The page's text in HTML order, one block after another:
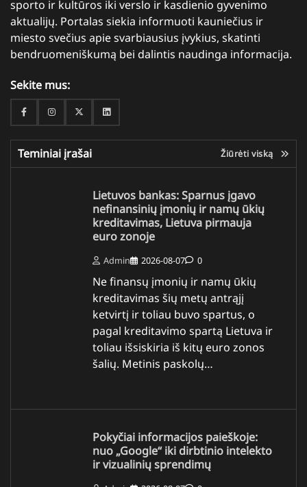
sporto ir kultūros iki verslo ir kasdienio gyvenimo
aktualijų. Portalas siekia informuoti kauniečius ir
miesto svečius apie svarbiausius įvykius, skatinti
bendruomeniškumą bei dalintis naudinga informacija.
Sekite mus:
FacebookInstagramTwitterLinkedin
Teminiai įrašai Žiūrėti viską
Lietuvos bankas: Sparnus įgavo
nefinansinių įmonių ir namų ūkių
kreditavimas, Lietuva pirmauja
euro zonoje
Admin 2026-08-07 0
Ne finansų įmonių ir namų ūkių
kreditavimas šių metų antrąjį
ketvirtį ir toliau buvo spartus, o
pagal kreditavimo spartą Lietuva ir
toliau išsiskiria iš kitų euro zonos
šalių. Metinis paskolų…
Pokyčiai informacijos paieškoje:
nuo „Google“ iki dirbtinio intelekto
ir vizualinių sprendimų